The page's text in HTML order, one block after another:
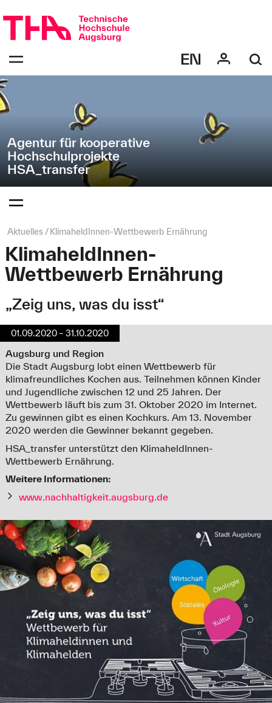
überspringen
zur
Navigation
"HSA_transfer"
Agentur für kooperative
Hochschulprojekte
HSA_transfer
bestätigen
Öffnen
bestätigen
des
Seitenpfad:
Aktuelles KlimaheldInnen-Wettbewerb Ernährung
KlimaheldInnen-
Wettbewerb Ernährung
„Zeig uns, was du isst“
01.09.2020 – 31.10.2020
Augsburg und Region
Die Stadt Augsburg lobt einen Wettbewerb für
klimafreundliches Kochen aus. Teilnehmen können Kinder
und Jugendliche zwischen 12 und 25 Jahren. Der
Wettbewerb läuft bis zum 31. Oktober 2020 im Internet.
Zu gewinnen gibt es einen Kochkurs. Am 13. November
2020 werden die Gewinner bekannt gegeben.
HSA_transfer unterstützt den KlimaheldInnen-
Wettbewerb Ernährung.
Weitere Informationen:
www.nachhaltigkeit.augsburg.de